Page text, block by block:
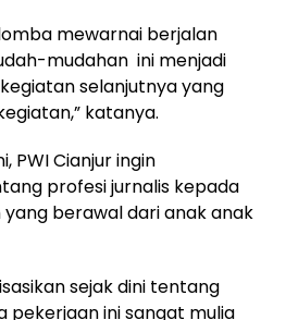
mewarnai berjalan
mudahan ini menjadi
selanjutnya yang
katanya.
PWI Cianjur ingin
profesi jurnalis kepada
berawal dari anak anak
sejak dini tentang
pekerjaan ini sangat mulia